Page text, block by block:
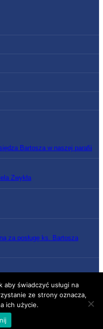
Bartosza w naszej parafii
Zwykła
za posługę ks. Bartosza
Kontakt
świadczyć usługi na
ze strony oznacza,
ich użycie.